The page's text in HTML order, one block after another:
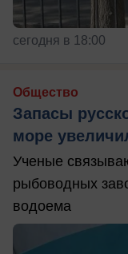
сегодня в 18:00
Общество
Запасы
море
Ученые
рыбоводных
водоема